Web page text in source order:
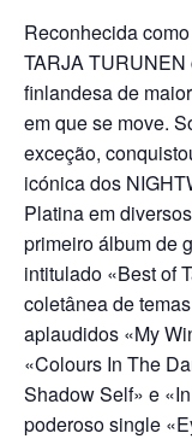
Reconhecida
TARJA
finlandesa de
em que se move.
exceção,
icónica dos
Platina em
primeiro álbum de
intitulado «Best of
coletânea de
aplaudidos «My
«Colours In The
Shadow Self» e
poderoso single